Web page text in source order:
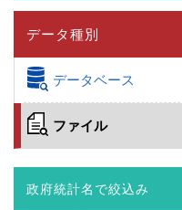
データ種別
データベース
ファイル
政府統計名で絞込み